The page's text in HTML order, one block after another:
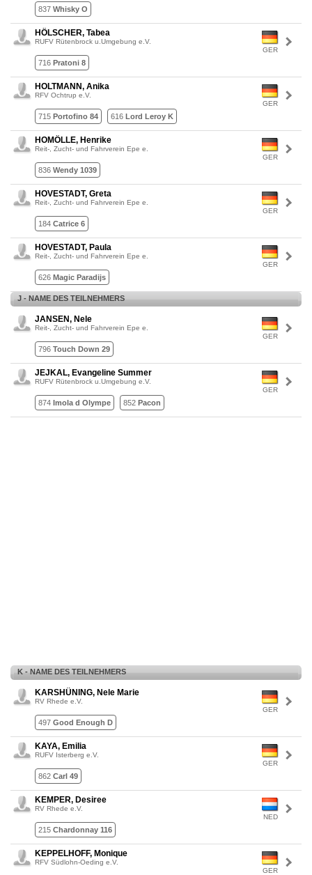
837 Whisky O
GER
HÖLSCHER, Tabea
RUFV Rütenbrock u.Umgebung e.V.
716 Pratoni 8
GER
HOLTMANN, Anika
RFV Ochtrup e.V.
715 Portofino 84 616 Lord Leroy K
GER
HOMÖLLE, Henrike
Reit-, Zucht- und Fahrverein Epe e.
836 Wendy 1039
GER
HOVESTADT, Greta
Reit-, Zucht- und Fahrverein Epe e.
184 Catrice 6
GER
HOVESTADT, Paula
Reit-, Zucht- und Fahrverein Epe e.
626 Magic Paradijs
J - NAME DES TEILNEHMERS
GER
JANSEN, Nele
Reit-, Zucht- und Fahrverein Epe e.
796 Touch Down 29
GER
JEJKAL, Evangeline Summer
RUFV Rütenbrock u.Umgebung e.V.
874 Imola d Olympe 852 Pacon
K - NAME DES TEILNEHMERS
GER
KARSHÜNING, Nele Marie
RV Rhede e.V.
497 Good Enough D
GER
KAYA, Emilia
RUFV Isterberg e.V.
862 Carl 49
NED
KEMPER, Desiree
RV Rhede e.V.
215 Chardonnay 116
GER
KEPPELHOFF, Monique
RFV Südlohn-Oeding e.V.